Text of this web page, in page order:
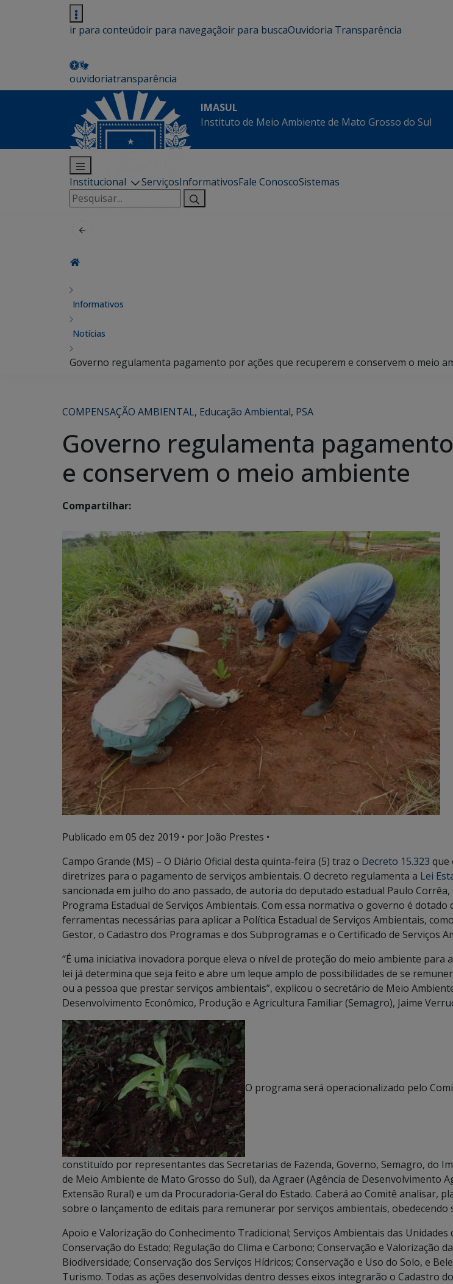
ir para conteúdoir para navegaçãoir para buscaOuvidoria Transparência
ouvidoriatransparência
IMASUL
Instituto de Meio Ambiente de Mato Grosso do Sul
Institucional ServiçosInformativosFale ConoscoSistemas
Pesquisar
por:
Informativos
Notícias
Governo regulamenta pagamento por ações que recuperem e conservem o meio
COMPENSAÇÃO AMBIENTAL, Educação Ambiental, PSA
Governo regulamenta
e conservem o meio ambiente
Compartilhar:
Publicado em 05 dez 2019 • por João Prestes •
Campo Grande (MS) – O Diário Oficial desta quinta-feira (5) traz o Decreto 15.323 que
diretrizes para o pagamento de serviços ambientais. O decreto regulamenta a Lei
sancionada em julho do ano passado, de autoria do deputado estadual Paulo
Programa Estadual de Serviços Ambientais. Com essa normativa o governo é dotado
ferramentas necessárias para aplicar a Política Estadual de Serviços Ambientais,
Gestor, o Cadastro dos Programas e dos Subprogramas e o Certificado de Serviços
“É uma iniciativa inovadora porque eleva o nível de proteção do meio ambiente para
lei já determina que seja feito e abre um leque amplo de possibilidades de se
ou a pessoa que prestar serviços ambientais”, explicou o secretário de Meio
Desenvolvimento Econômico, Produção e Agricultura Familiar (Semagro), Jaime
O programa será operacionalizado pelo
constituído por representantes das Secretarias de Fazenda, Governo, Semagro, do
de Meio Ambiente de Mato Grosso do Sul), da Agraer (Agência de Desenvolvimento
Extensão Rural) e um da Procuradoria-Geral do Estado. Caberá ao Comitê analisar,
sobre o lançamento de editais para remunerar por serviços ambientais, obedecendo
Apoio e Valorização do Conhecimento Tradicional; Serviços Ambientais das Unidades
Conservação do Estado; Regulação do Clima e Carbono; Conservação e Valorização da
Biodiversidade; Conservação dos Serviços Hídricos; Conservação e Uso do Solo, e
Turismo. Todas as ações desenvolvidas dentro desses eixos integrarão o Cadastro